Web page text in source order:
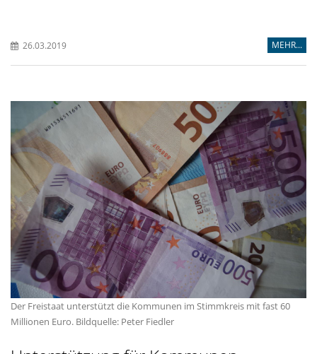
26.03.2019 MEHR...
Der Freistaat unterstützt die Kommunen im Stimmkreis mit fast 60
Millionen Euro. Bildquelle: Peter Fiedler